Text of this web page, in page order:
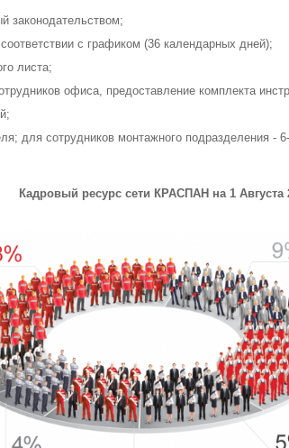
законодательством;
с графиком (36 календарных дней);
листа;
офиса, предоставление комплекта
для сотрудников монтажного подразделения -
Кадровый ресурс сети КРАСПАН на 1 Августа